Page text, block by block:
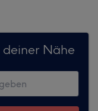
deiner Nähe